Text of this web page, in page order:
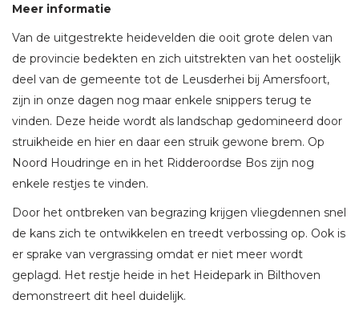
Meer informatie
Van de uitgestrekte heidevelden die ooit grote delen van
de provincie bedekten en zich uitstrekten van het oostelijk
deel van de gemeente tot de Leusderhei bij Amersfoort,
zijn in onze dagen nog maar enkele snippers terug te
vinden. Deze heide wordt als landschap gedomineerd door
struikheide en hier en daar een struik gewone brem. Op
Noord Houdringe en in het Ridderoordse Bos zijn nog
enkele restjes te vinden.
Door het ontbreken van begrazing krijgen vliegdennen snel
de kans zich te ontwikkelen en treedt verbossing op. Ook is
er sprake van vergrassing omdat er niet meer wordt
geplagd. Het restje heide in het Heidepark in Bilthoven
demonstreert dit heel duidelijk.